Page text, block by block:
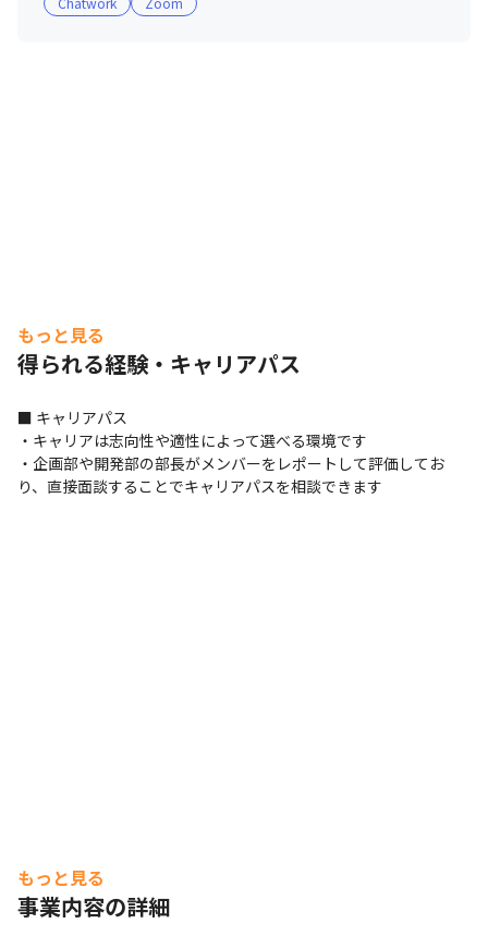
を楽しんでいます
もっと見る
得られる経験・キャリアパス
■ キャリアパス
・キャリアは志向性や適性によって選べる環境です
・企画部や開発部の部長がメンバーをレポートして評価してお
り、直接面談することでキャリアパスを相談できます
もっと見る
事業内容の詳細